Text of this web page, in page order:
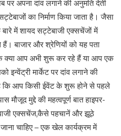
अपना दांव लगाने की अनुमति देती
का निर्माण किया जाता है। जैसा
में शायद सट्टेबाजी एक्सचेंजों में
बाजार और श्रेणियों को यह पता
क्या आप अभी शुरू कर रहे हैं या आप एक
इन्वेंट्री मार्केट पर दांव लगाने की
आप किसी ईवेंट के शुरू होने से पहले
मुद्दे की महत्वपूर्ण बात हाइपर-
एक्सचेंज,कैसे पहचानें और झूठे
चाहिए – एक खेल कार्यक्रम में